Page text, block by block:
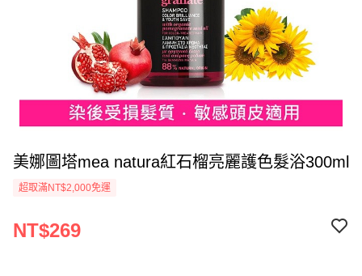
美娜圖塔mea natura紅石榴亮麗護色髮浴300ml
超取滿NT$2,000免運
NT$269